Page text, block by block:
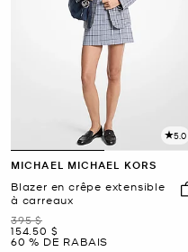
5.0
MICHAEL MICHAEL KORS
Blazer en crêpe extensible
à carreaux
était
395 $
maintenant
154.50 $
60 % DE RABAIS